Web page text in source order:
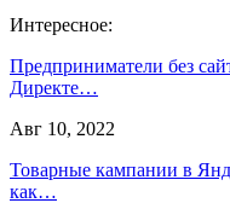
Интересное:
Предприниматели без
Директе…
Авг 10, 2022
Товарные кампании в
как…